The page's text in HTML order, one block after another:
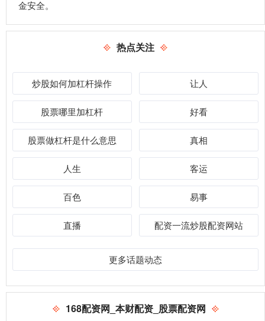
金安全。
热点关注
炒股如何加杠杆操作 让人
股票哪里加杠杆 好看
股票做杠杆是什么意思 真相
人生 客运
百色 易事
直播 配资一流炒股配资网站
更多话题动态
168配资网_本财配资_股票配资网